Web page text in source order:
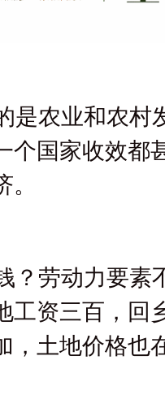
是农业和农
个国家收效都
？劳动力要
工资三百，
，土地价格也